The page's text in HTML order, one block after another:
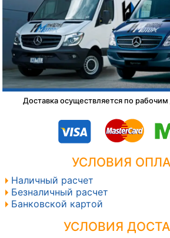
Доставка осуществляется по
УСЛОВИЯ
Наличный расчет
Безналичный расчет
Банковской картой
УСЛОВИЯ